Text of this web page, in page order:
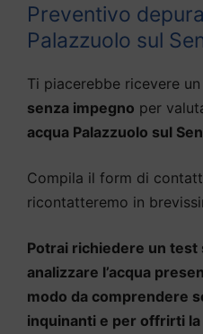
Preventivo
Palazzuolo sul
Ti piacerebbe ricevere un
senza impegno per
acqua Palazzuolo sul
Compila il form di
ricontatteremo in
Potrai richiedere un test
analizzare l’acqua
modo da comprendere
inquinanti e per offrirti